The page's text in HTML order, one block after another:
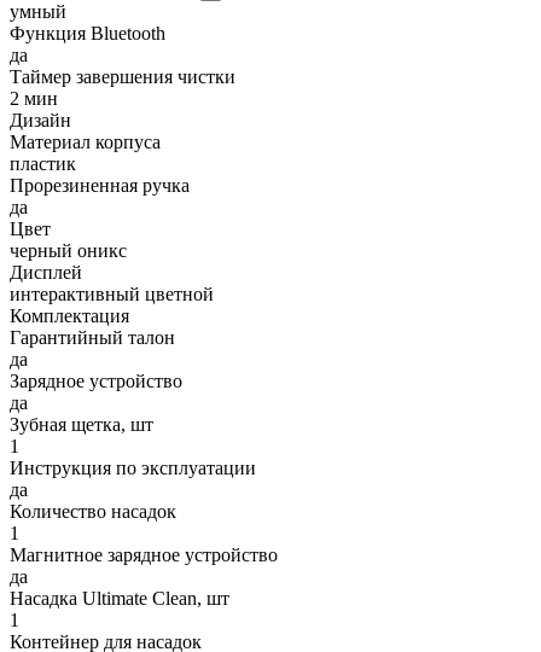
умный
Функция Bluetooth
да
Таймер завершения чистки
2 мин
Дизайн
Материал корпуса
пластик
Прорезиненная ручка
да
Цвет
черный оникс
Дисплей
интерактивный цветной
Комплектация
Гарантийный талон
да
Зарядное устройство
да
Зубная щетка, шт
1
Инструкция по эксплуатации
да
Количество насадок
1
Магнитное зарядное устройство
да
Насадка Ultimate Clean, шт
1
Контейнер для насадок